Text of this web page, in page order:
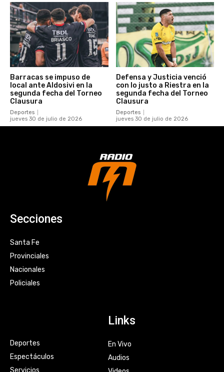
Barracas se impuso de
local ante Aldosivi en la
segunda fecha del Torneo
Clausura
Deportes
jueves 30 de julio de 2026
Defensa y Justicia venció
con lo justo a Riestra en la
segunda fecha del Torneo
Clausura
Deportes
jueves 30 de julio de 2026
Secciones
Santa Fe
Provinciales
Nacionales
Policiales
Deportes
Espectáculos
Servicios
Links
En Vivo
Audios